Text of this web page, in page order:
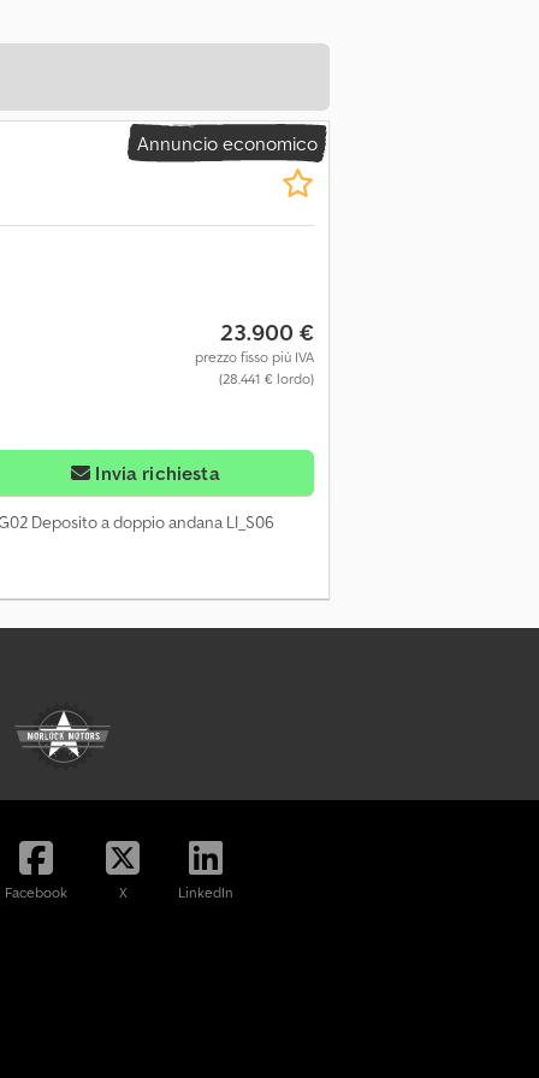
Annuncio economico
23.900 €
prezzo fisso più IVA
(28.441 € lordo)
Invia richiesta
Deposito a doppio andana LI_S06
Facebook X LinkedIn